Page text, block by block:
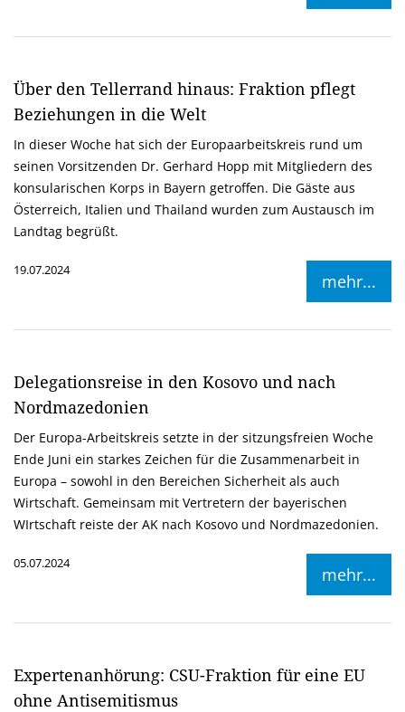
Über den Tellerrand hinaus: Fraktion pflegt
Beziehungen in die Welt
In dieser Woche hat sich der Europaarbeitskreis rund um
seinen Vorsitzenden Dr. Gerhard Hopp mit Mitgliedern des
konsularischen Korps in Bayern getroffen. Die Gäste aus
Österreich, Italien und Thailand wurden zum Austausch im
Landtag begrüßt.
19.07.2024
mehr...
Delegationsreise in den Kosovo und nach
Nordmazedonien
Der Europa-Arbeitskreis setzte in der sitzungsfreien Woche
Ende Juni ein starkes Zeichen für die Zusammenarbeit in
Europa – sowohl in den Bereichen Sicherheit als auch
Wirtschaft. Gemeinsam mit Vertretern der bayerischen
WIrtschaft reiste der AK nach Kosovo und Nordmazedonien.
05.07.2024
mehr...
Expertenanhörung: CSU-Fraktion für eine EU
ohne Antisemitismus